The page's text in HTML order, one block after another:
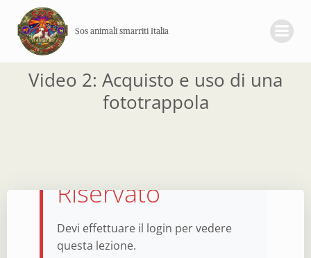
al
Sos animali smarriti Italia
Video 2: Acquisto e uso di una
fototrappola
Riservato
Devi effettuare il login per vedere
questa lezione.